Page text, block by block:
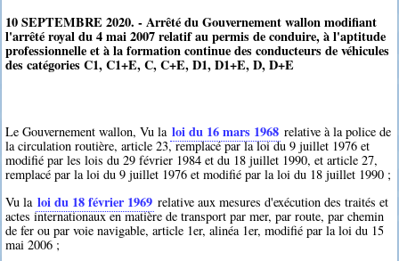
10 SEPTEMBRE 2020. - Arrêté du Gouvernement wallon modifiant
l'arrêté royal du 4 mai 2007 relatif au permis de conduire, à l'aptitude
professionnelle et à la formation continue des conducteurs de véhicules
des catégories C1, C1+E, C, C+E, D1, D1+E, D, D+E
Le Gouvernement wallon, Vu la loi du 16 mars 1968 relative à la police de
la circulation routière, article 23, remplacé par la loi du 9 juillet 1976 et
modifié par les lois du 29 février 1984 et du 18 juillet 1990, et article 27,
remplacé par la loi du 9 juillet 1976 et modifié par la loi du 18 juillet 1990 ;
Vu la loi du 18 février 1969 relative aux mesures d'exécution des traités et
actes internationaux en matière de transport par mer, par route, par chemin
de fer ou par voie navigable, article 1er, alinéa 1er, modifié par la loi du 15
mai 2006 ;